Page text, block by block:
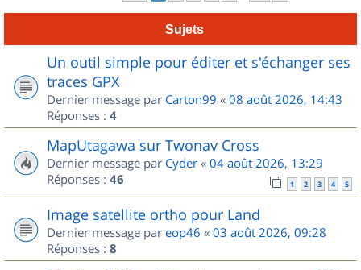
Sujets
Un outil simple pour éditer et s'échanger ses
traces GPX
Dernier message par Carton99 « 08 août 2026, 14:43
Réponses : 4
MapUtagawa sur Twonav Cross
Dernier message par Cyder « 04 août 2026, 13:29
Réponses : 46 1 2 3 4 5
Image satellite ortho pour Land
Dernier message par eop46 « 03 août 2026, 09:28
Réponses : 8